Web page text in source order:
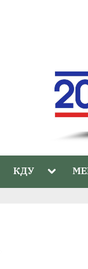
КДУ Toggle
menu